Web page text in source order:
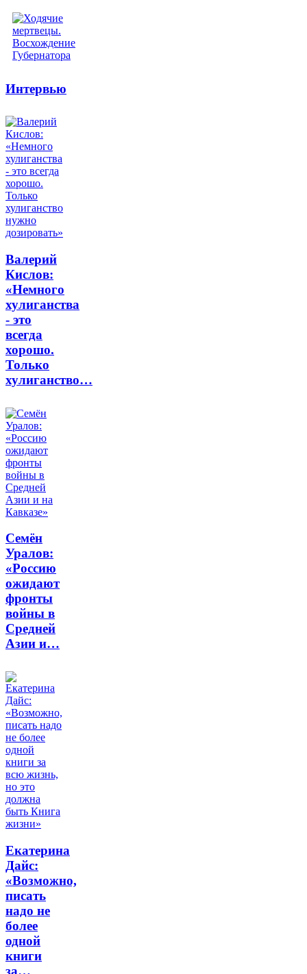
Интервью
Валерий
Кислов:
«Немного
хулиганства
- это
всегда
хорошо.
Только
хулиганство…
Семён
Уралов:
«Россию
ожидают
фронты
войны в
Средней
Азии и…
Екатерина
Дайс:
«Возможно,
писать
надо не
более
одной
книги
за…